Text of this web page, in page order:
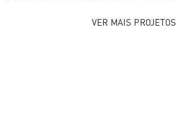
VER MAIS PROJETOS